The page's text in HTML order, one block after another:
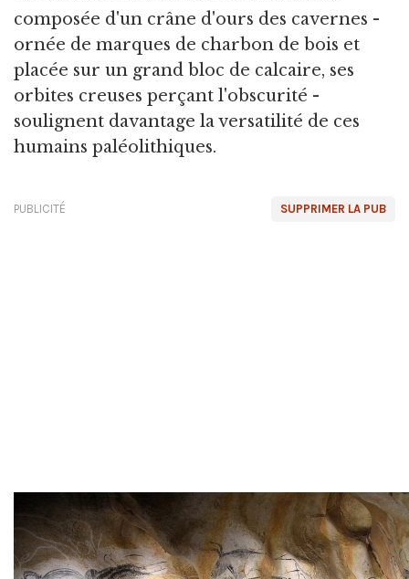
composée d'un crâne d'ours des cavernes -
ornée de marques de charbon de bois et
placée sur un grand bloc de calcaire, ses
orbites creuses perçant l'obscurité -
soulignent davantage la versatilité de ces
humains paléolithiques.
SUPPRIMER LA PUB
PUBLICITÉ